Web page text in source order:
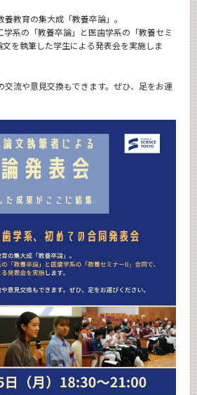
教育の集大成「教養卒論」。
系の「教養卒論」と医歯学系の「教養セミ
を執筆した学生による発表会を実施しま
交流や意見交換もできます。ぜひ、足をお運